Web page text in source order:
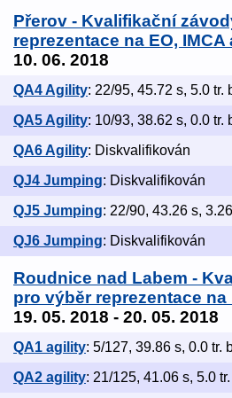
Přerov - Kvalifikační
reprezentace na EO, IMCA
10. 06. 2018
QA4 Agility: 22/95, 45.72 s, 5.0 tr.
QA5 Agility: 10/93, 38.62 s, 0.0 tr.
QA6 Agility: Diskvalifikován
QJ4 Jumping: Diskvalifikován
QJ5 Jumping: 22/90, 43.26 s,
QJ6 Jumping: Diskvalifikován
Roudnice nad Labem -
pro výběr reprezentace na
19. 05. 2018 - 20. 05. 2018
QA1 agility: 5/127, 39.86 s, 0.0 tr.
QA2 agility: 21/125, 41.06 s, 5.0